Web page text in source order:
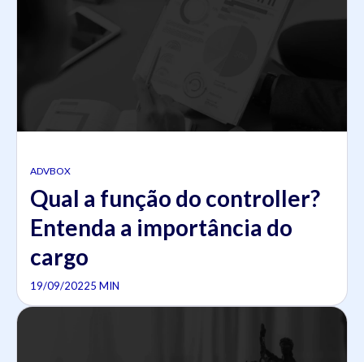
ADVBOX
Qual a função do controller?
Entenda a importância do
cargo
19/09/20225 MIN